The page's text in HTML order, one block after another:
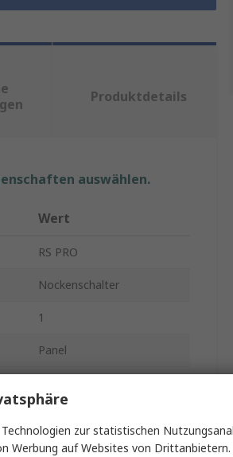
Produktdetails
auswählen.
Wert
RS PRO
Nockenschalter
1
Panel
1
zur statistischen
Werbung auf Websites von